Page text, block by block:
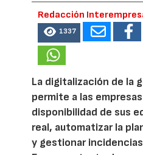
Redacción
1337
La digitalización de la
permite a las
disponibilidad de sus
real, automatizar la
y gestionar